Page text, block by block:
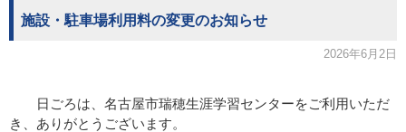
施設・駐車場利用料の変更のお知らせ
2026年6月2日
日ごろは、名古屋市瑞穂生涯学習センターをご利用いただ
き、ありがとうございます。